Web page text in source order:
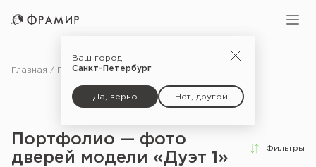
Ваш город:
Санкт-Петербург
Да, верно Нет, другой
Главная Портфолио
Портфолио — фото
дверей модели «Дуэт 1»
Фильтры